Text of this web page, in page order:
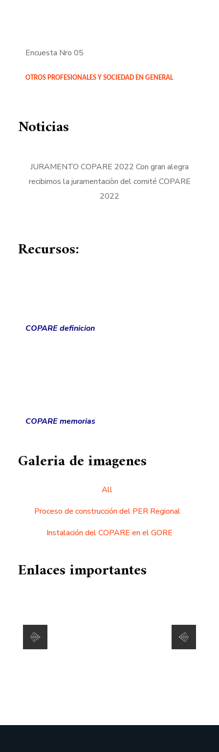
Encuesta Nro 05
OTROS PROFESIONALES Y SOCIEDAD EN GENERAL
Noticias
JURAMENTO COPARE 2022 Con gran alegra
recibimos la juramentaciòn del comité COPARE
2022
Recursos:
COPARE definicion
COPARE memorias
Galeria de imagenes
All
Proceso de construcción del PER Regional
Instalación del COPARE en el GORE
Enlaces importantes